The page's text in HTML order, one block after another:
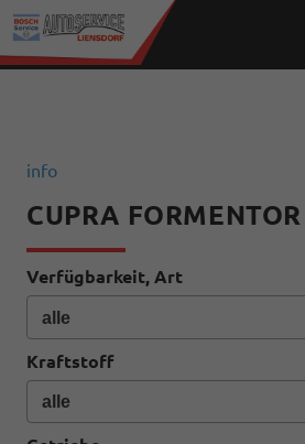
info
CUPRA FORMENTOR
Verfügbarkeit, Art
Kraftstoff